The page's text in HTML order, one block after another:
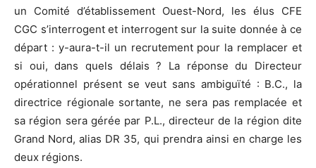
un Comité d’établissement Ouest-Nord, les élus CFE
CGC s’interrogent et interrogent sur la suite donnée à ce
départ : y-aura-t-il un recrutement pour la remplacer et
si oui, dans quels délais ? La réponse du Directeur
opérationnel présent se veut sans ambiguïté : B.C., la
directrice régionale sortante, ne sera pas remplacée et
sa région sera gérée par P.L., directeur de la région dite
Grand Nord, alias DR 35, qui prendra ainsi en charge les
deux régions.